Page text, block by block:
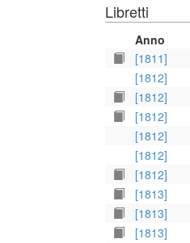
Libretti
Anno
[1811]
[1812]
[1812]
[1812]
[1812]
[1812]
[1812]
[1813]
[1813]
[1813]